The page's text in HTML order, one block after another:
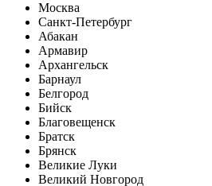
Москва
Санкт-Петербург
Абакан
Армавир
Архангельск
Барнаул
Белгород
Бийск
Благовещенск
Братск
Брянск
Великие Луки
Великий Новгород